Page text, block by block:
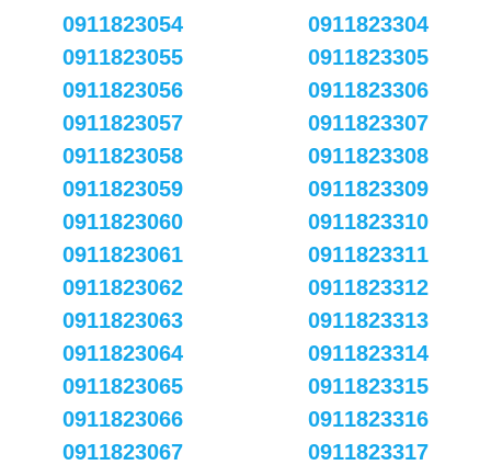
0911823054
0911823055
0911823056
0911823057
0911823058
0911823059
0911823060
0911823061
0911823062
0911823063
0911823064
0911823065
0911823066
0911823067
0911823304
0911823305
0911823306
0911823307
0911823308
0911823309
0911823310
0911823311
0911823312
0911823313
0911823314
0911823315
0911823316
0911823317